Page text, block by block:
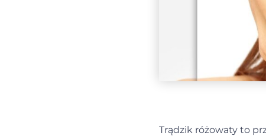
Trądzik różowaty to